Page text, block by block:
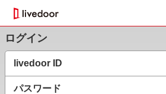
ログイン
livedoor ID
パスワード